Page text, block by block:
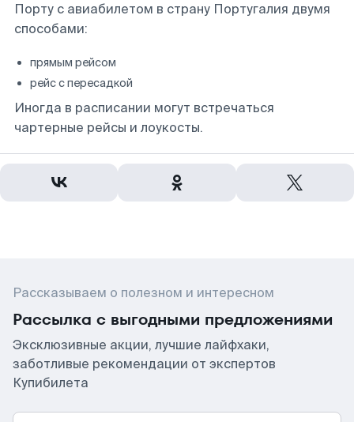
Порту с авиабилетом в страну Португалия двумя
способами:
прямым рейсом
рейс с пересадкой
Иногда в расписании могут встречаться
чартерные рейсы и лоукосты.
Рассказываем о полезном и интересном
Рассылка с выгодными предложениями
Эксклюзивные акции, лучшие лайфхаки,
заботливые рекомендации от экспертов
Купибилета